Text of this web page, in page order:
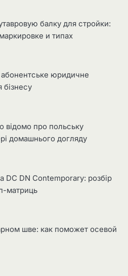
балку для стройки:
и типах
юридичне
бізнесу
відомо про польську
домашнього догляду
DC DN Contemporary: розбір
матриць
шве: как поможет осевой